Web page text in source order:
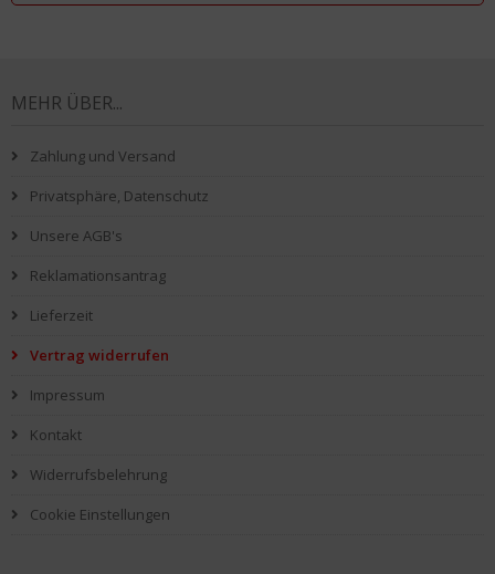
MEHR ÜBER...
Zahlung und Versand
Privatsphäre, Datenschutz
Unsere AGB's
Reklamationsantrag
Lieferzeit
Vertrag widerrufen
Impressum
Kontakt
Widerrufsbelehrung
Cookie Einstellungen